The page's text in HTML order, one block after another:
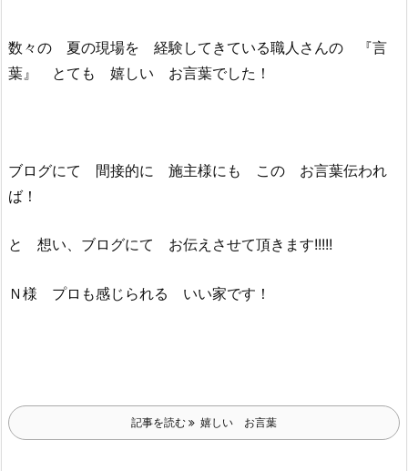
数々の 夏の現場を 経験してきている職人さんの 『言
葉』 とても 嬉しい お言葉でした！
ブログにて 間接的に 施主様にも この お言葉伝われ
ば！
と 想い、ブログにて お伝えさせて頂きます!!!!!
Ｎ様 プロも感じられる いい家です！
記事を読む 嬉しい お言葉